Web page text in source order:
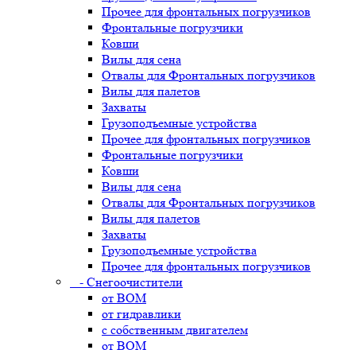
Прочее для фронтальных погрузчиков
Фронтальные погрузчики
Ковши
Вилы для сена
Отвалы для Фронтальных погрузчиков
Вилы для палетов
Захваты
Грузоподъемные устройства
Прочее для фронтальных погрузчиков
Фронтальные погрузчики
Ковши
Вилы для сена
Отвалы для Фронтальных погрузчиков
Вилы для палетов
Захваты
Грузоподъемные устройства
Прочее для фронтальных погрузчиков
- Снегоочистители
от ВОМ
от гидравлики
с собственным двигателем
от ВОМ